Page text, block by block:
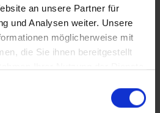
an unsere Partner für
und Analysen weiter. Unsere
möglicherweise mit
die Sie ihnen bereitgestellt
in Deutschland, in Gedanken im Krieg